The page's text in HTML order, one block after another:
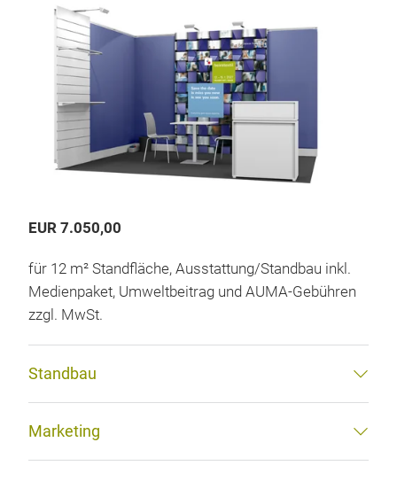
EUR 7.050,00
für 12 m² Standfläche, Ausstattung/Standbau inkl.
Medienpaket, Umweltbeitrag und AUMA-Gebühren
zzgl. MwSt.
Standbau
Marketing